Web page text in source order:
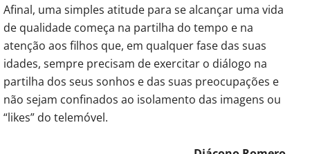
Afinal, uma simples atitude para se alcançar uma vida
de qualidade começa na partilha do tempo e na
atenção aos filhos que, em qualquer fase das suas
idades, sempre precisam de exercitar o diálogo na
partilha dos seus sonhos e das suas preocupações e
não sejam confinados ao isolamento das imagens ou
“likes” do telemóvel.